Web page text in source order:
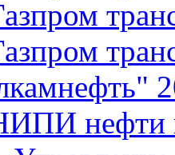
нефти